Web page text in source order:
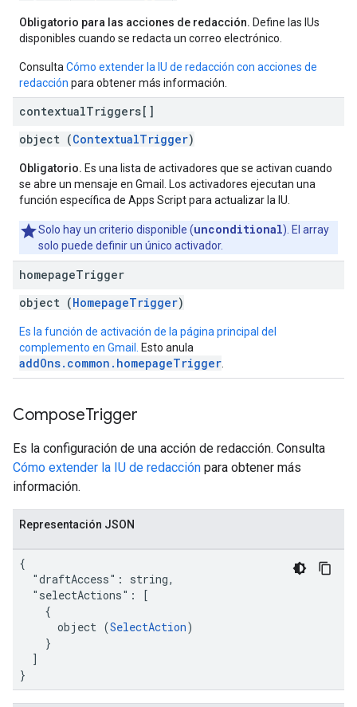
Obligatorio para las acciones de redacción. Define las IUs
disponibles cuando se redacta un correo electrónico.
Consulta Cómo extender la IU de redacción con acciones de
redacción para obtener más información.
contextualTriggers[]
object (ContextualTrigger)
Obligatorio. Es una lista de activadores que se activan cuando
se abre un mensaje en Gmail. Los activadores ejecutan una
función específica de Apps Script para actualizar la IU.
Solo hay un criterio disponible (unconditional). El array
solo puede definir un único activador.
homepageTrigger
object (HomepageTrigger)
Es la función de activación de la página principal del
complemento en Gmail.
Esto anula
addOns.common.homepageTrigger
ComposeTrigger
Es la configuración de una acción de redacción. Consulta
Cómo extender la IU de redacción para obtener más
información.
Representación JSON
{
  "draftAccess": string,
  "selectActions": [
    {
      object (
SelectAction)
    }
  ]
}